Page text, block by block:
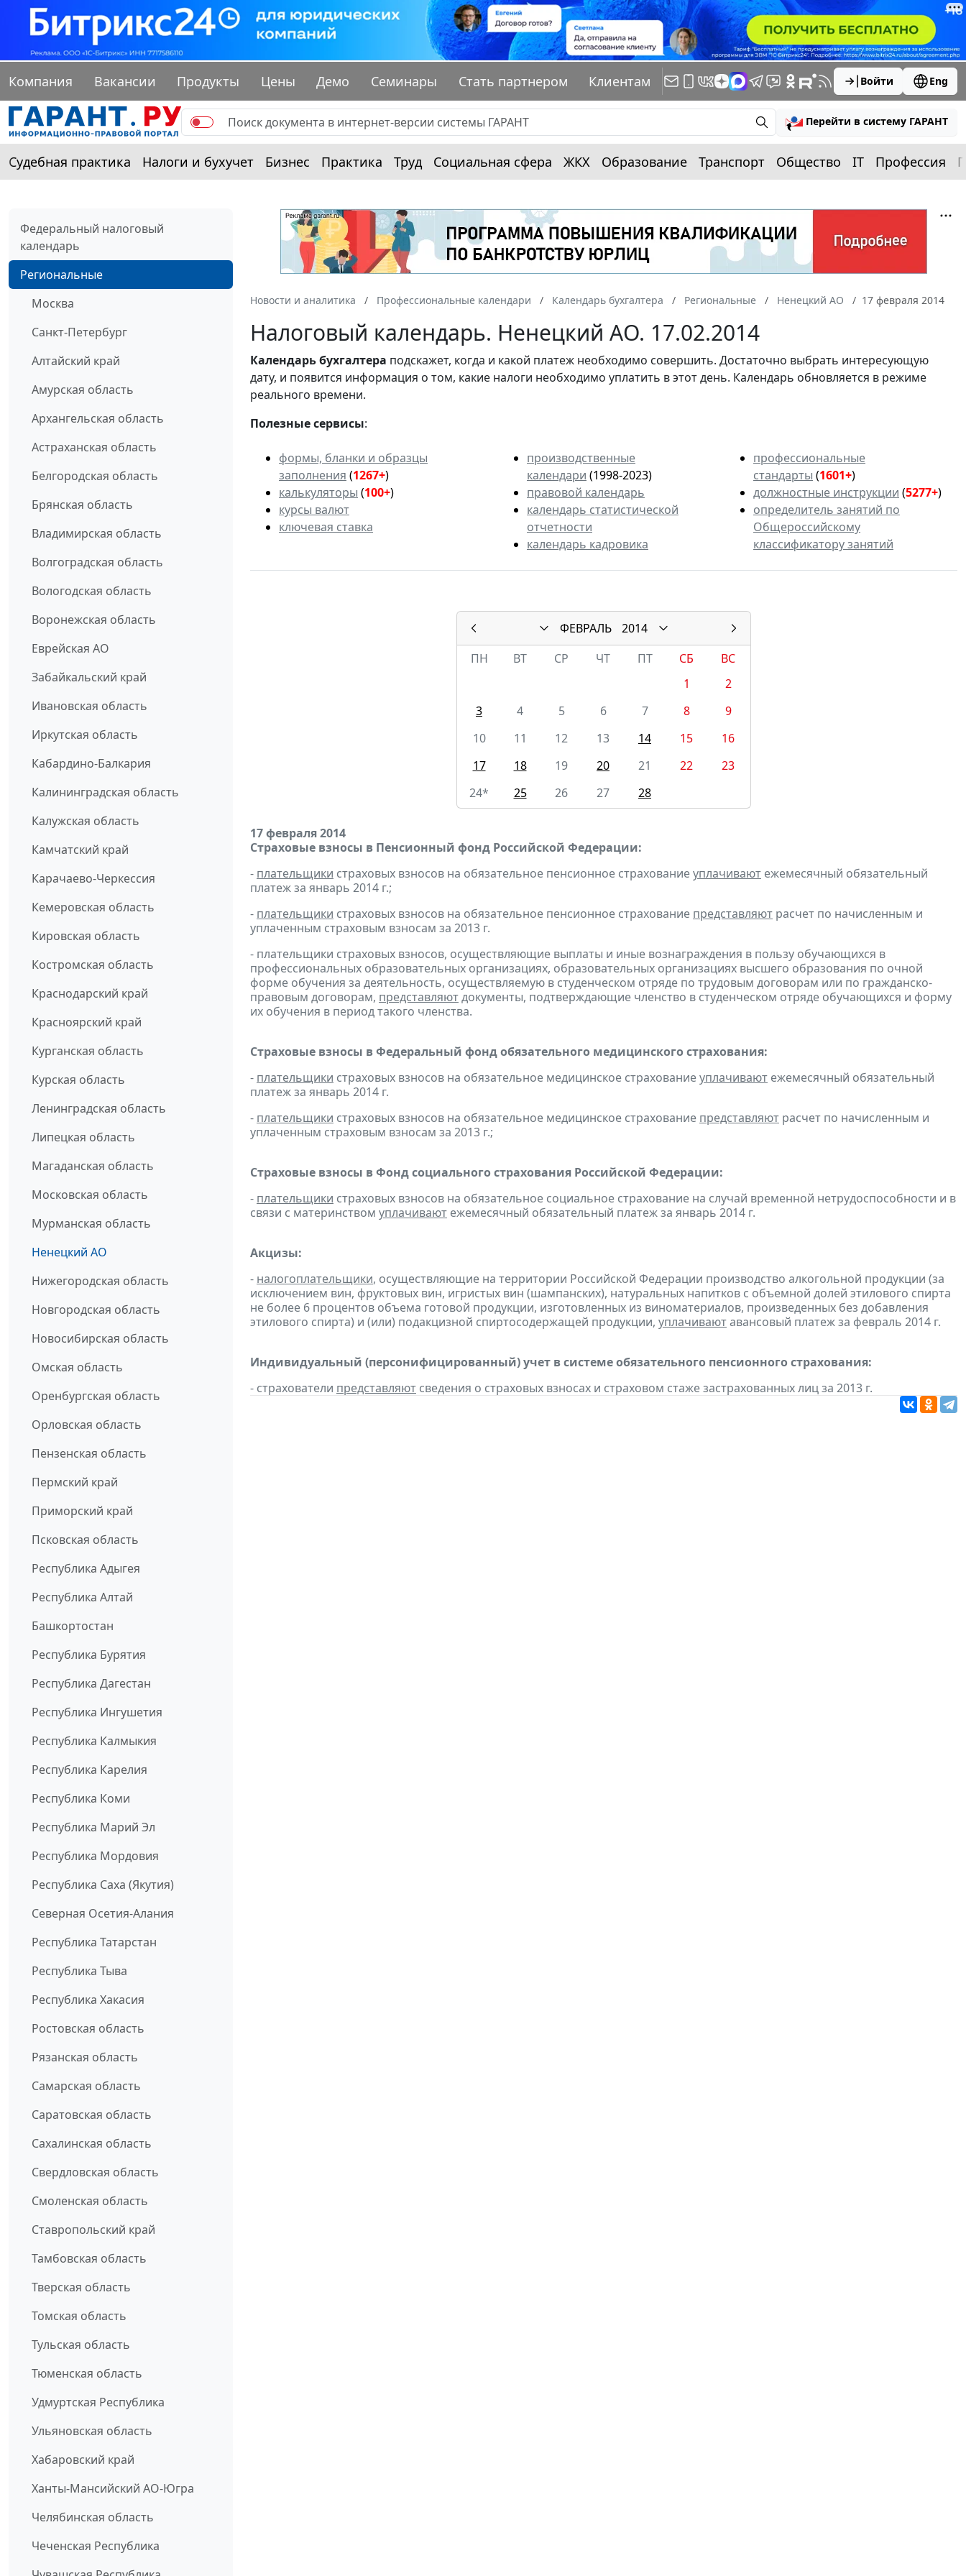
Компания Вакансии Продукты Цены Демо Семинары Стать партнером Клиентам Войти Eng
Перейти в систему ГАРАНТ
Судебная практика Налоги и бухучет Бизнес Практика Труд Социальная сфера ЖКХ Образование Транспорт Общество IT Профессия
Федеральный налоговый
календарь
Региональные
Москва
Санкт-Петербург
Алтайский край
Амурская область
Архангельская область
Астраханская область
Белгородская область
Брянская область
Владимирская область
Волгоградская область
Вологодская область
Воронежская область
Еврейская АО
Забайкальский край
Ивановская область
Иркутская область
Кабардино-Балкария
Калининградская область
Калужская область
Камчатский край
Карачаево-Черкессия
Кемеровская область
Кировская область
Костромская область
Краснодарский край
Красноярский край
Курганская область
Курская область
Ленинградская область
Липецкая область
Магаданская область
Московская область
Мурманская область
Ненецкий АО
Нижегородская область
Новгородская область
Новосибирская область
Омская область
Оренбургская область
Орловская область
Пензенская область
Пермский край
Приморский край
Псковская область
Республика Адыгея
Республика Алтай
Башкортостан
Республика Бурятия
Республика Дагестан
Республика Ингушетия
Республика Калмыкия
Республика Карелия
Республика Коми
Республика Марий Эл
Республика Мордовия
Республика Саха (Якутия)
Северная Осетия-Алания
Республика Татарстан
Республика Тыва
Республика Хакасия
Ростовская область
Рязанская область
Самарская область
Саратовская область
Сахалинская область
Свердловская область
Смоленская область
Ставропольский край
Тамбовская область
Тверская область
Томская область
Тульская область
Тюменская область
Удмуртская Республика
Ульяновская область
Хабаровский край
Ханты-Мансийский АО-Югра
Челябинская область
Чеченская Республика
Новости и аналитика Профессиональные календари Календарь бухгалтера Региональные Ненецкий АО 17 февраля 2014
Налоговый календарь. Ненецкий АО. 17.02.2014
Календарьбухгалтера подскажет, когда и какой платеж необходимо совершить. Достаточно выбрать интересующую
дату, и появится информация о том, какие налоги необходимо уплатить в этот день. Календарь обновляется в режиме
реального времени.
Полезные сервисы:
формы, бланки и образцы
заполнения (1267+)
калькуляторы (100+)
курсы валют
ключевая ставка
производственные
календари (1998-2023)
правовой календарь
календарь статистической
отчетности
календарь кадровика
профессиональные
стандарты (1601+)
должностные инструкции (5277+)
определитель занятий по
Общероссийскому
классификатору занятий
ФЕВРАЛЬ
2014
ПН
ВТ СР ЧТ ПТ СБ
ВС
1
2
3
4 5 6 7 8
9
10
11 12 13 14 15
16
17
18 19 20 21 22
23
24*
25 26 27 28
17 февраля 2014
Страховые взносы в Пенсионный фонд Российской Федерации:
- плательщики страховых взносов на обязательное пенсионное страхованиеуплачивают ежемесячный обязательный
платеж за январь 2014 г.;
- плательщики страховых взносов на обязательное пенсионное страхование представляют расчет по начисленным и
уплаченным страховым взносам за 2013 г.
- плательщики страховых взносов, осуществляющие выплаты и иные вознаграждения в пользу обучающихся в
профессиональных образовательных организациях, образовательных организациях высшего образования по очной
форме обучения за деятельность, осуществляемую в студенческом отряде по трудовым договорам или по гражданско-
правовым договорам, представляютдокументы, подтверждающие членство в студенческом отряде обучающихся и форму
их обучения в период такого членства.
Страховые взносы в Федеральный фонд обязательного медицинского страхования:
- плательщики страховых взносов на обязательное медицинское страхованиеуплачивают ежемесячный обязательный
платеж за январь 2014 г.
- плательщики страховых взносов на обязательное медицинское страхование представляют расчет по начисленным и
уплаченным страховым взносам за 2013 г.;
Страховые взносы в Фонд социального страхования Российской Федерации:
- плательщики страховых взносов на обязательное социальное страхование на случай временной нетрудоспособности и в
связи с материнством уплачивают ежемесячный обязательный платеж за январь 2014 г.
Акцизы:
- налогоплательщики, осуществляющие на территории Российской Федерации производство алкогольной продукции (за
исключением вин, фруктовых вин, игристых вин (шампанских), натуральных напитков с объемной долей этилового спирта
не более 6 процентов объема готовой продукции, изготовленных из виноматериалов, произведенных без добавления
этилового спирта) и (или) подакцизной спиртосодержащей продукции, уплачиваютавансовый платеж за февраль 2014 г.
Индивидуальный (персонифицированный) учет в системе обязательного пенсионного страхования:
- страхователи представляют сведения о страховых взносах и страховом стаже застрахованных лиц за 2013 г.